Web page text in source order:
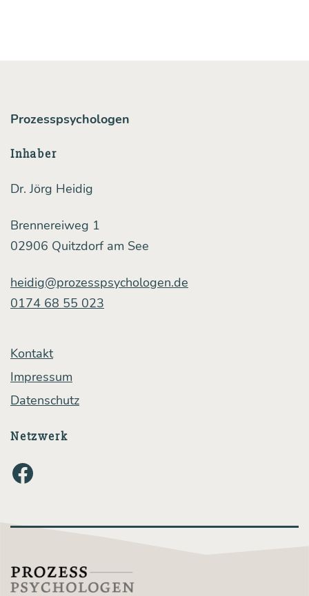
Prozesspsychologen
Inhaber
Dr. Jörg Heidig
Brennereiweg 1
02906 Quitzdorf am See
heidig@prozesspsychologen.de
0174 68 55 023
Kontakt
Impressum
Datenschutz
Netzwerk
Facebook